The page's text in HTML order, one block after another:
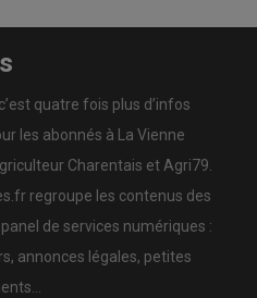
quatre fois plus d’infos
les abonnés à La Vienne
Charentais et Agri79.
regroupe les contenus des
de services numériques :
annonces légales, petites